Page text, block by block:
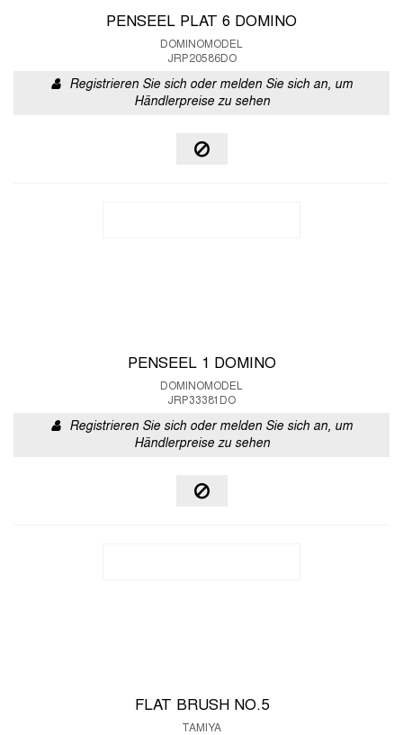
PENSEEL PLAT 6 DOMINO
DOMINOMODEL
JRP20586DO
Registrieren Sie sich oder melden Sie sich an, um
Händlerpreise zu sehen
PENSEEL 1 DOMINO
DOMINOMODEL
JRP33381DO
Registrieren Sie sich oder melden Sie sich an, um
Händlerpreise zu sehen
FLAT BRUSH NO.5
TAMIYA